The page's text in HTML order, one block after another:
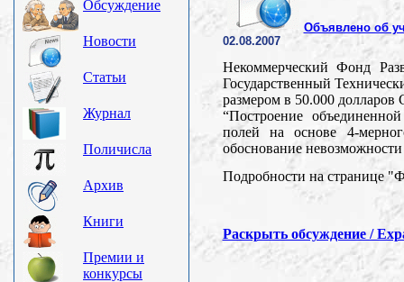
Обсуждение
Новости
Статьи
Журнал
Поличисла
Архив
Книги
Премии и
конкурсы
Объявлено об
02.08.2007
Некоммерческий Фонд
Государственный
размером в 50.000
“Построение
полей на основе 4-
обоснование невозможности
Подробности на странице
Раскрыть обсуждение /